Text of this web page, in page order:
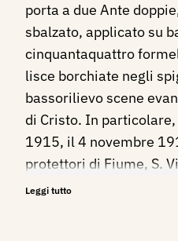
porta a due Ante
sbalzato, applicato su
cinquantaquattro
lisce borchiate negli
bassorilievo scene
di Cristo. In
1915, il 4 novembre
protettori di Fiume, S.
Geminiano di Modena,
Leggi tutto